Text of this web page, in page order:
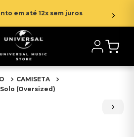
em até 12x sem juros
CAMISETA
(Oversized)